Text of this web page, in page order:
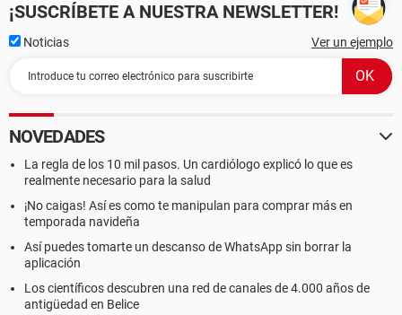
¡SUSCRÍBETE A NUESTRA NEWSLETTER!
Noticias Ver un ejemplo
NOVEDADES
La regla de los 10 mil pasos. Un cardiólogo explicó lo que es
realmente necesario para la salud
¡No caigas! Así es como te manipulan para comprar más en
temporada navideña
Así puedes tomarte un descanso de WhatsApp sin borrar la
aplicación
Los científicos descubren una red de canales de 4.000 años de
antigüedad en Belice